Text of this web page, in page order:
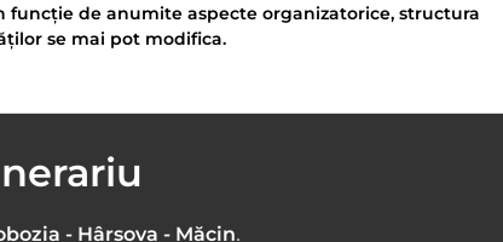
funcție de anumite aspecte organizatorice, structura
se mai pot modifica.
- Hârșova - Măcin.